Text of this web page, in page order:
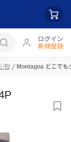
ログイン
新規登録
物 Montagna どこでも